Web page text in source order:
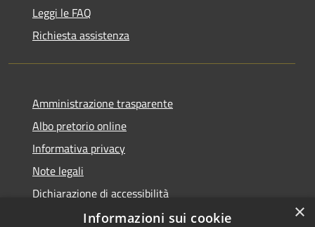
Leggi le FAQ
Richiesta assistenza
Amministrazione trasparente
Albo pretorio online
Informativa privacy
Note legali
Dichiarazione di accessibilità
×
Informazioni sui cookie